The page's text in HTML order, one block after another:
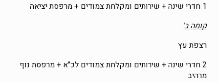
1 חדרי שינה + שירותים ומקלחת צמודים + מרפסת יציאה
קומה ב'
רצפת עץ
2 חדרי שינה + שירותים ומקלחת צמודים לכ"א + מרפסת נוף
מרהיב